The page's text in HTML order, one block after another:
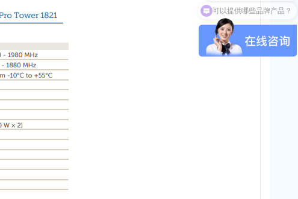
可以提供哪些品牌产品？